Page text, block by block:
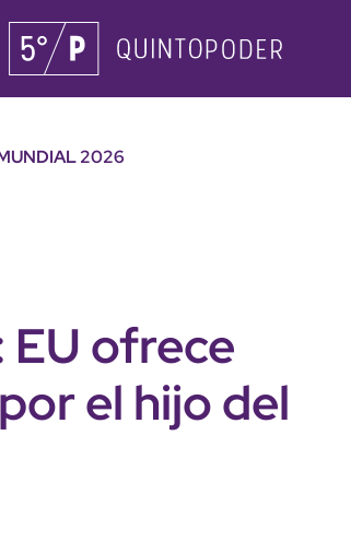
2026
ofrece
el hijo del